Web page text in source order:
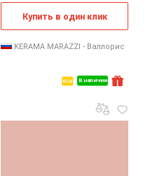
В наличии
Купить в один клик
KERAMA MARAZZI - Валлорис